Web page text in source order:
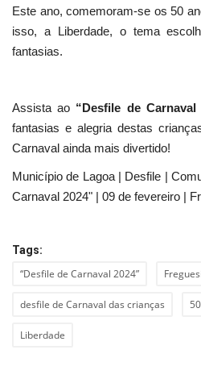
Este ano, comemoram-se os 50
isso, a Liberdade, o tema
fantasias.
Assista ao “Desfile de Carnaval
fantasias e alegria destas
Carnaval ainda mais divertido!
Município de Lagoa | Desfile |
Carnaval 2024" | 09 de fevereiro |
Tags:
“Desfile de Carnaval 2024”
desfile de Carnaval das crianças
Liberdade